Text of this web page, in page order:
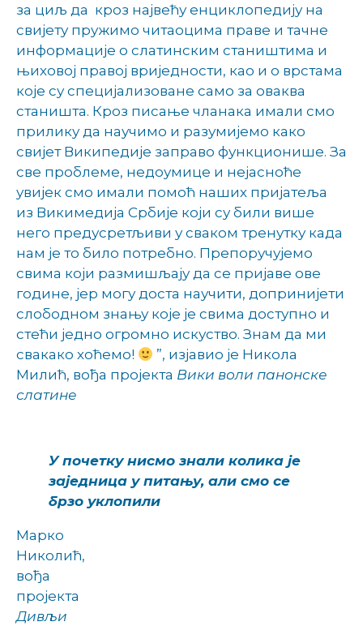
за циљ да кроз највећу енциклопедију на
свијету пружимо читаоцима праве и тачне
информације о слатинским стаништима и
њиховој правој вриједности, као и о врстама
које су специјализоване само за оваква
станишта. Кроз писање чланака имали смо
прилику да научимо и разумијемо како
свијет Википедије заправо функционише. За
све проблеме, недоумице и нејасноће
увијек смо имали помоћ наших пријатеља
из Викимедија Србије који су били више
него предусретљиви у сваком тренутку када
нам је то било потребно. Препоручујемо
свима који размишљају да се пријаве ове
године, јер могу доста научити, допринијети
слободном знању које је свима доступно и
стећи једно огромно искуство. Знам да ми
свакако хоћемо!
”, изјавио је Никола
Милић, вођа пројекта Вики воли панонске
слатине
У почетку нисмо знали колика је
заједница у питању, али смо се
брзо уклопили
Марко
Николић,
вођа
пројекта
Дивљи